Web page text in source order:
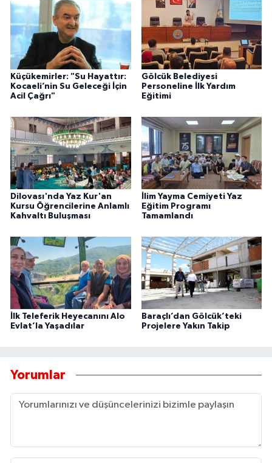
Küçükemirler: "Su Hayattır:
Kocaeli’nin Su Geleceği İçin
Acil Çağrı"
Gölcük Belediyesi
Personeline İlk Yardım
Eğitimi
Dilovası'nda Yaz Kur'an
Kursu Öğrencilerine Anlamlı
Kahvaltı Buluşması
İlim Yayma Cemiyeti Yaz
Eğitim Programı
Tamamlandı
İlk Teleferik Heyecanını Alo
Evlat’la Yaşadılar
Baraçlı’dan Gölcük’teki
Projelere Yakın Takip
Yorumlar